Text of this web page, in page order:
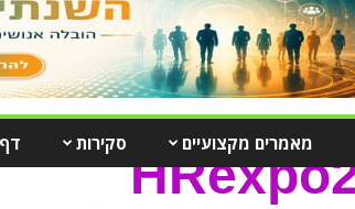
מאמרים מקצועיים סקירות